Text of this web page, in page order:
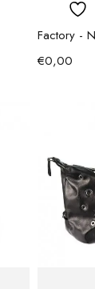
€0,00